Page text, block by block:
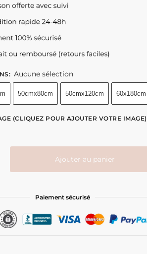
44.90€ – 124.90€
39.90€ – 89.90€
: Aucune sélection
50cmx80cm 50cmx120cm 60x180cm
(CLIQUEZ POUR AJOUTER VOTRE IMAGE)
Ajouter au panier
Paiement sécurisé